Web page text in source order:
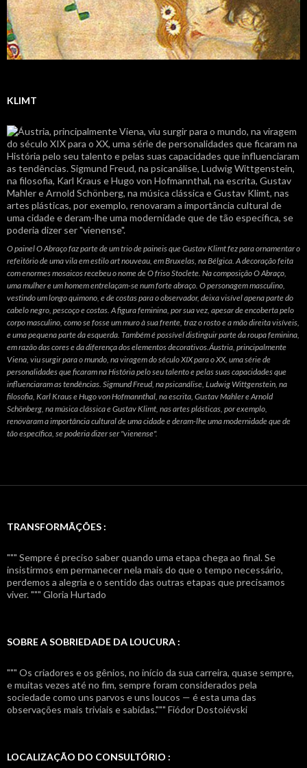
KLIMT
O painel O Abraço faz parte de um trio de paineis que Gustav Klimt fez para ornamentar o
refeitório de uma vila em estilo art nouveau, em Bruxelas, na Bélgica. A decoração feita
com enormes mosaicos recebeu o nome de O friso Stoclete. Na composição O Abraço,
uma mulher e um homem entrelaçam-se num forte abraço. O personagem masculino,
vestindo um longo quimono, e de costas para o observador, deixa visível apena parte do
cabelo negro, pescoço e costas. A figura feminina, por sua vez, apesar de encoberta pelo
corpo masculino, como se fosse um muro à sua frente, traz o rosto e a mão direita visíveis,
e uma pequena parte da esquerda. Também é possível distinguir parte da roupa feminina,
em razão das cores e da diferença dos elementos decorativos.Áustria, principalmente
Viena, viu surgir para o mundo, na viragem do século XIX para o XX, uma série de
personalidades que ficaram na História pelo seu talento e pelas suas capacidades que
influenciaram as tendências. Sigmund Freud, na psicanálise, Ludwig Wittgenstein, na
filosofia, Karl Kraus e Hugo von Hofmannthal, na escrita, Gustav Mahler e Arnold
Schönberg, na música clássica e Gustav Klimt, nas artes plásticas, por exemplo,
renovaram a importância cultural de uma cidade e deram-lhe uma modernidade que de
tão específica, se poderia dizer ser "vienense".
TRANSFORMÃÇÕES :
""" Sempre é preciso saber quando uma etapa chega ao final. Se
insistirmos em permanecer nela mais do que o tempo necessário,
perdemos a alegria e o sentido das outras etapas que precisamos
viver. """ Gloria Hurtado
SOBRE A SOBRIEDADE DA LOUCURA :
""" Os criadores e os gênios, no início da sua carreira, quase sempre,
e muitas vezes até no fim, sempre foram considerados pela
sociedade como uns parvos e uns loucos — é esta uma das
observações mais triviais e sabidas.""" Fiódor Dostoiévski
LOCALIZAÇÃO DO CONSULTÓRIO :